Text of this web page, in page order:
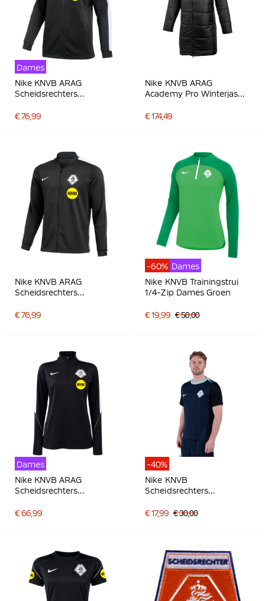
Dames
Nike KNVB ARAG
Scheidsrechters
Dames Zwart Wit
€ 76,99
Nike KNVB ARAG
Academy Pro Winterjas
€ 174,49
Nike KNVB ARAG
Scheidsrechters
Zwart Wit
€ 76,99
-60% Dames
Nike KNVB Trainingstrui
1/4-Zip Dames Groen
€ 19,99 € 50,00
Dames
Nike KNVB ARAG
Scheidsrechters
2026-2028 Dames Zwart
€ 66,99
-40%
Nike KNVB
Scheidsrechters
Donkerblauw
€ 17,99 € 30,00